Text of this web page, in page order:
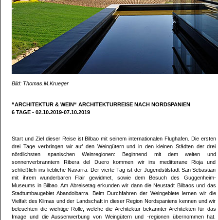
Bild: Thomas.M.Krueger
“ARCHITEKTUR & WEIN“ ARCHITEKTURREISE NACH NORDSPANIEN
6 TAGE - 02.10.2019-07.10.2019
Start und Ziel dieser Reise ist Bilbao mit seinem internationalen Flughafen. Die ersten
drei Tage verbringen wir auf den Weingütern und in den kleinen Städten der drei
nördlichsten spanischen Weinregionen: Beginnend mit dem weiten und
sonnenverbranntem Ribera del Duero kommen wir ins meditterane Rioja und
schließlich ins liebliche Navarra. Der vierte Tag ist der Jugendstilstadt San Sebastian
mit ihrem wunderbaren Flair gewidmet, sowie dem Besuch des Guggenheim-
Museums in Bilbao. Am Abreisetag erkunden wir dann die Neustadt Bilbaos und das
Stadtumbaugebiet Abandoibarra. Beim Durchfahren der Weingebiete lernen wir die
Vielfalt des Klimas und der Landschaft in dieser Region Nordspaniens kennen und wir
beleuchten die wichtige Rolle, welche die Architektur bekannter Architekten für das
Image und die Aussenwerbung von Weingütern und -regionen übernommen hat.